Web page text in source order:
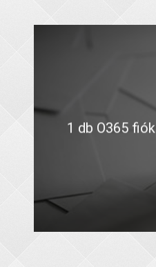
1 db O365 fiók